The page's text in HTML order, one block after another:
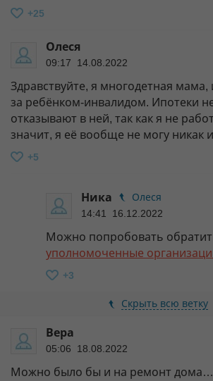
+25
Олеся
09:17 14.08.2022
Здравствуйте, я многодетная
за ребёнком-инвалидом. Ипотеки
отказывают в ней, так как я не
значит, я её вообще не могу никак
+5
Ника
Олеся
14:41 16.12.2022
Можно попробовать
уполномоченные
+3
Скрыть всю ветку
Вера
05:06 18.08.2022
Можно было бы и на ремонт дома…